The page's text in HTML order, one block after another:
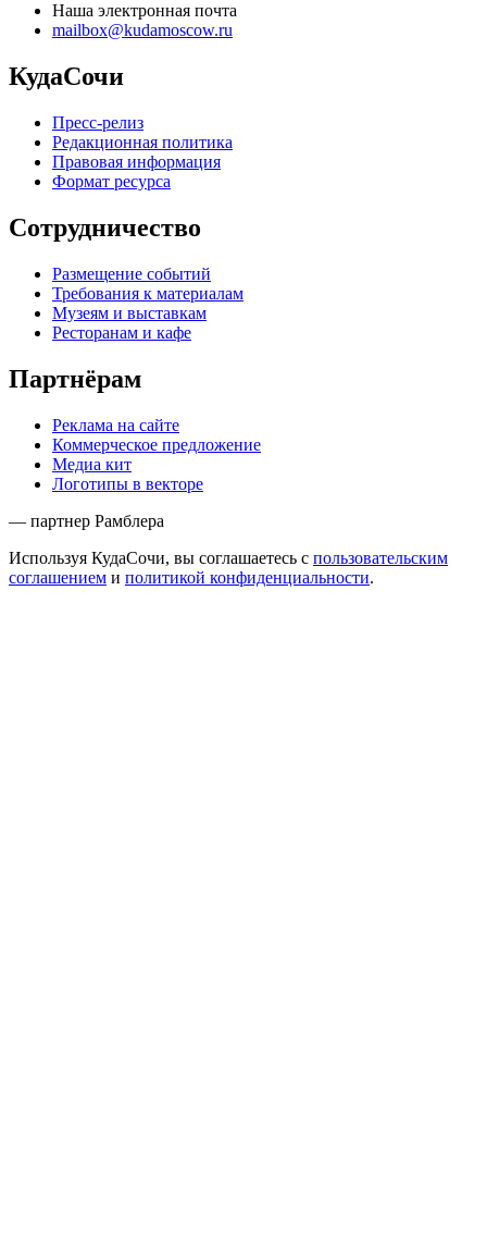
Наша электронная почта
mailbox@kudamoscow.ru
КудаСочи
Пресс-релиз
Редакционная политика
Правовая информация
Формат ресурса
Сотрудничество
Размещение событий
Требования к материалам
Музеям и выставкам
Ресторанам и кафе
Партнёрам
Реклама на сайте
Коммерческое предложение
Медиа кит
Логотипы в векторе
— партнер Рамблера
Используя КудаСочи, вы соглашаетесь с пользовательским
соглашением и политикой конфиденциальности.